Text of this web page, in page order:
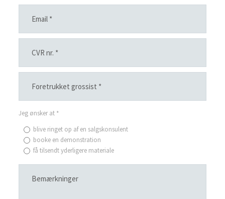
Jeg ønsker at *
blive ringet op af en salgskonsulent
booke en demonstration
få tilsendt yderligere materiale